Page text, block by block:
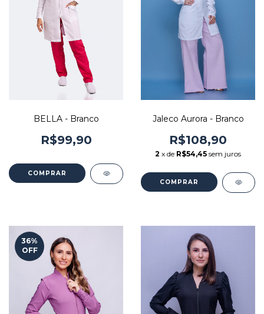
BELLA - Branco
R$99,90
COMPRAR
Jaleco Aurora - Branco
R$108,90
2 x de R$54,45 sem juros
COMPRAR
36%
OFF